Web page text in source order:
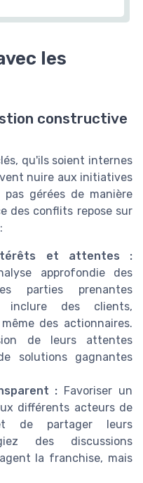
les
constructive
qu'ils soient internes
nuire aux initiatives
gérées de manière
des conflits repose sur
et attentes :
approfondie des
parties prenantes
inclure des clients,
des actionnaires.
de leurs attentes
solutions gagnantes
: Favoriser un
différents acteurs de
de partager leurs
des discussions
la franchise, mais